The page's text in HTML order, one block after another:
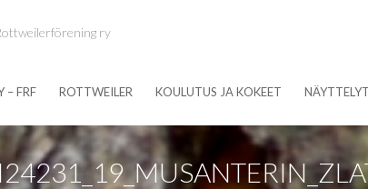
ry
– FRF ROTTWEILER KOULUTUS JA KOKEET NÄYTTELYT